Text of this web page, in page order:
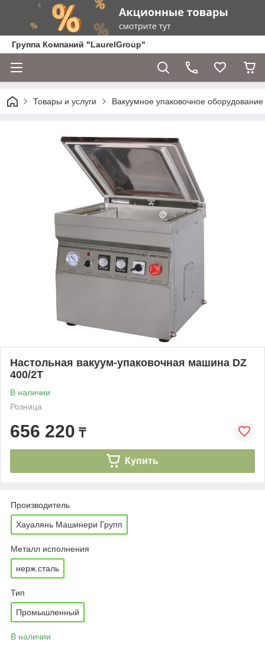
Группа Компаний "LaurelGroup"
Товары и услуги Вакуумное упаковочное оборудование
Настольная вакуум-упаковочная машина DZ
400/2Т
В наличии
Розница
656 220 ₸
Купить
Производитель
Хауалянь Машинери Групп
Металл исполнения
нерж.сталь
Тип
Промышленный
В наличии